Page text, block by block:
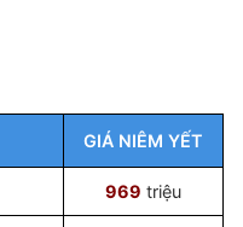
GIÁ NIÊM YẾT
969 triệu